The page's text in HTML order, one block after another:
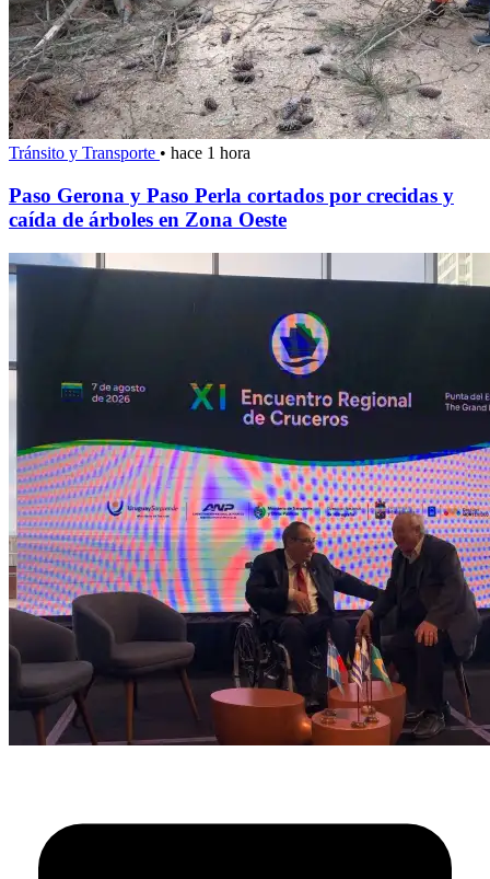
Tránsito y Transporte • hace 1 hora
Paso Gerona y Paso Perla cortados por crecidas y
caída de árboles en Zona Oeste